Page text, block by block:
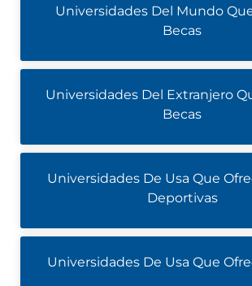
Universidades Del Mundo
Becas
Universidades Del Extranjero
Becas
Universidades De Usa Que
Deportivas
Universidades De Usa Que